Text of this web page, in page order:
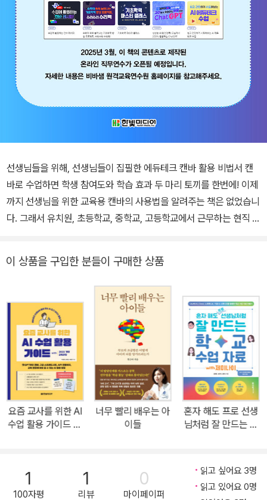
선생님들을 위해, 선생님들이 집필한 에듀테크 캔바 활용 비법서 캔
바로 수업하면 학생 참여도와 학습 효과 두 마리 토끼를 한번에! 이제
까지 선생님을 위한 교육용 캔바의 사용법을 알려주는 책은 없었습니
다. 그래서 유치원, 초등학교, 중학교, 고등학교에서 근무하는 현직 교
가이드북입니다. 교육 현장 경험이 없어도, 디자인 툴 사용이 서툴러
도 괜찮습니다. 챕터마다 현직 교사 5인의 꼼꼼한 설명과 현장 노하
우를 담은 '선생님의 꿀팁'이 있어, 혼자서도 즐겁게 캔바로 수업 자료
를 만들 수 있습니다. 챕터 마지막의 ‘선생님의 특강’을 통해 에듀테크
의 무궁무진한 가능성도 확인할 수 있습니다. 현직 교사들의 교육용
캔바 활용 노하우를 차근 차근 따라 하면 어느새 '혼자 해도 프로 선생
님처럼 수업 자료를 만드는 자신’을 보고 놀라게 될 것입니다. '오늘은
어떻게 수업해볼까?' 생각만 하지 말고, 지금 당장 캔바로 교실 혁명
의 꿈을 펼쳐보는 건 어떨까요? 어떤 독자를 위한 책인가? · 캔바를
처음 접하는 어린이집·유치원, 초·중·고등학교 교원 및 학원 강사 · 템
듀테크를 활용하여 학교 수업을 진행하고 싶은 교원 및 학원 강사 · 캔
바 AI 기능 활용 방법에 대해 궁금한 사람 · 학습 및 수업 자료 디자인
이 상품을 구입한 분들이 구매한 상품
요즘 교사를 위한 AI
수업 활용 가이드 wi
너무 빨리 배우는 아
이들
혼자 해도 프로 선생
님처럼 잘 만드는 학
1
100자평
1
리뷰
0
마이페이퍼
읽고 싶어요 3명
읽고 있어요 0명